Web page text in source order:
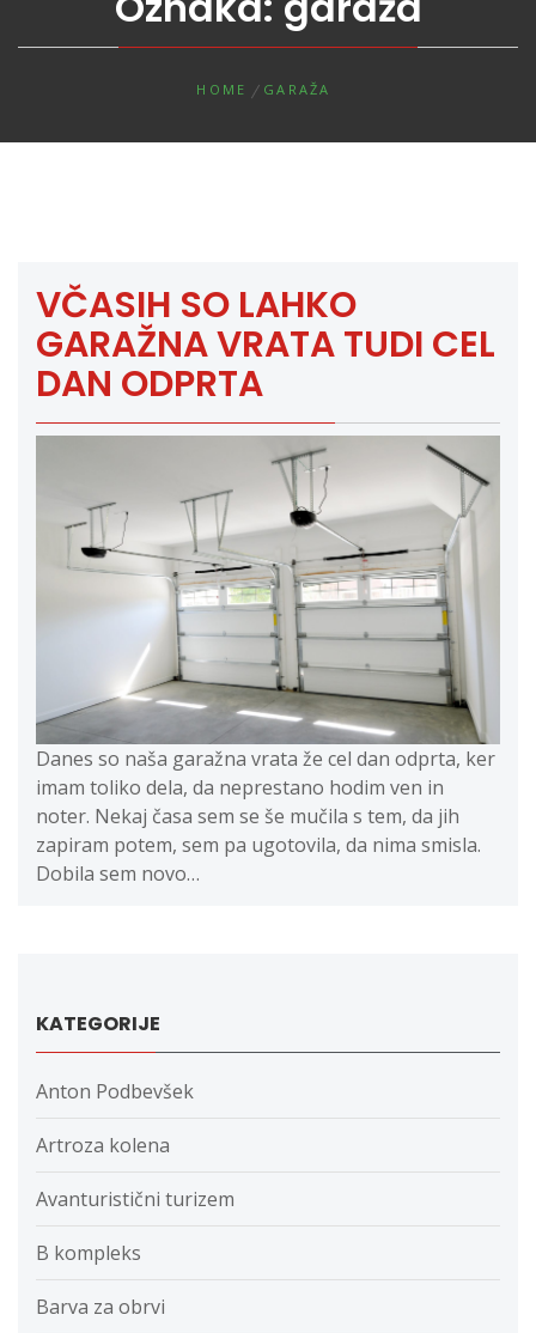
HOME GARAŽA
VČASIH SO LAHKO
GARAŽNA VRATA TUDI CEL
DAN ODPRTA
Danes so naša garažna vrata že cel dan odprta, ker
imam toliko dela, da neprestano hodim ven in
noter. Nekaj časa sem se še mučila s tem, da jih
zapiram potem, sem pa ugotovila, da nima smisla.
Dobila sem novo…
KATEGORIJE
Anton Podbevšek
Artroza kolena
Avanturistični turizem
B kompleks
Barva za obrvi